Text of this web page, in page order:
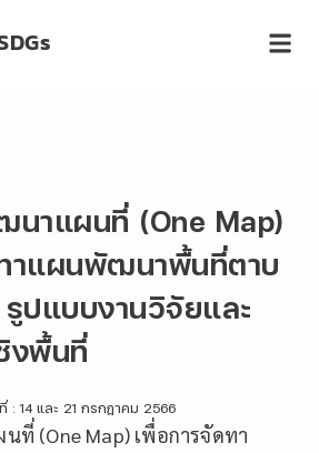
นาแผนที่ (One Map)
าแผนพัฒนาพื้นที่ตาบ
ปแบบงานวิจัยและ
งพื้นที่
: 14 และ 21 กรกฎาคม 2566
ที่ (One Map) เพื่อการจัดทา